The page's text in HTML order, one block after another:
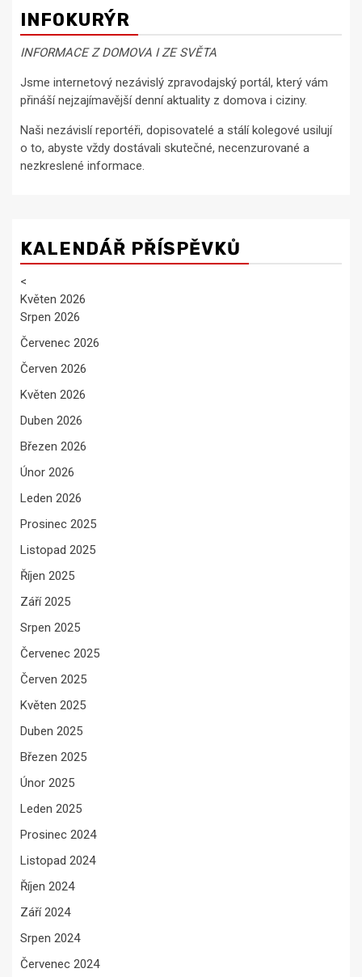
příspěvky
INFOKURÝR
INFORMACE Z DOMOVA I ZE SVĚTA
Jsme internetový nezávislý zpravodajský portál, který vám
přináší nejzajímavější denní aktuality z domova i ciziny.
Naši nezávislí reportéři, dopisovatelé a stálí kolegové usilují
o to, abyste vždy dostávali skutečné, necenzurované a
nezkreslené informace.
KALENDÁŘ PŘÍSPĚVKŮ
<
Květen 2026
Srpen 2026
Červenec 2026
Červen 2026
Květen 2026
Duben 2026
Březen 2026
Únor 2026
Leden 2026
Prosinec 2025
Listopad 2025
Říjen 2025
Září 2025
Srpen 2025
Červenec 2025
Červen 2025
Květen 2025
Duben 2025
Březen 2025
Únor 2025
Leden 2025
Prosinec 2024
Listopad 2024
Říjen 2024
Září 2024
Srpen 2024
Červenec 2024